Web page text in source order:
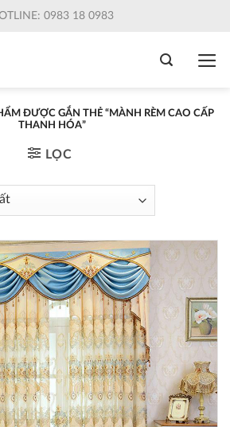
0983 18 0983
ĐƯỢC GẮN THẺ “MÀNH RÈM CAO CẤP
THANH HÓA”
LỌC